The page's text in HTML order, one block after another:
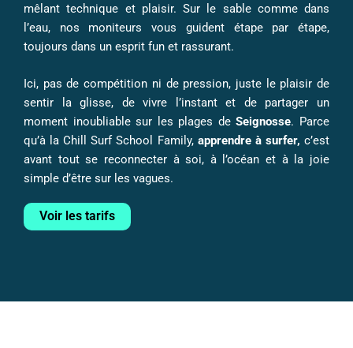
mêlant technique et plaisir. Sur le sable comme dans
l’eau, nos moniteurs vous guident étape par étape,
toujours dans un esprit fun et rassurant.
Ici, pas de compétition ni de pression, juste le plaisir de
sentir la glisse, de vivre l’instant et de partager un
moment inoubliable sur les plages deSeignosse. Parce
qu’à la Chill Surf School Family, apprendre à surfer, c’est
avant tout se reconnecter à soi, à l’océan et à la joie
simple d’être sur les vagues.
Voir les tarifs